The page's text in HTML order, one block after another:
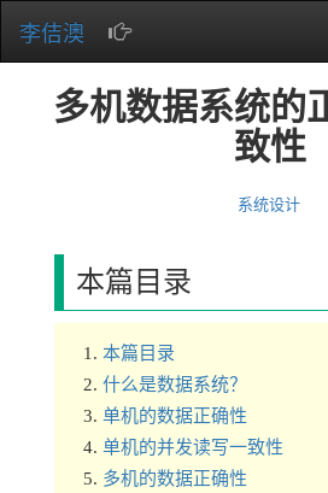
李佶澳
多机数据系统的
致性
系统设计
本篇目录
本篇目录
什么是数据系统？
单机的数据正确性
单机的并发读写一致性
多机的数据正确性